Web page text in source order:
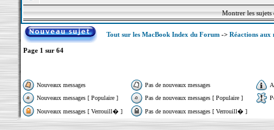
Montrer les
Tout sur les MacBook Index du Forum-> Réactions aux
Page 1 sur 64
Nouveaux messages Pas de nouveaux messages
Nouveaux messages [ Populaire ]
Pas de nouveaux messages [ Populaire ]
Nouveaux messages [ Verrouill� ]
Pas de nouveaux messages [ Verrouill� ]